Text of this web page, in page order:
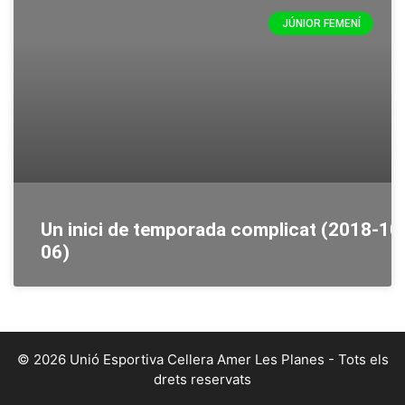
JÚNIOR FEMENÍ
Un inici de temporada complicat (2018-
06)
© 2026 Unió Esportiva Cellera Amer Les Planes - Tots els
drets reservats